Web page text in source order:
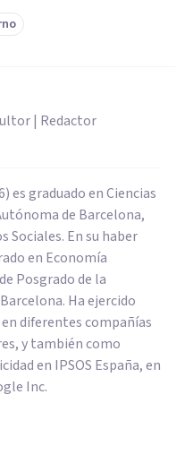
| Redactor
es graduado en Ciencias
de Barcelona,
Sociales. En su haber
en Economía
Posgrado de la
Ha ejercido
diferentes compañías
y también como
en IPSOS España, en
Inc.